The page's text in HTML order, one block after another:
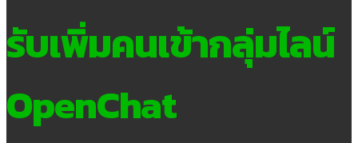
รับเพิ่มคนเข้ากลุ่มไลน์
OpenChat